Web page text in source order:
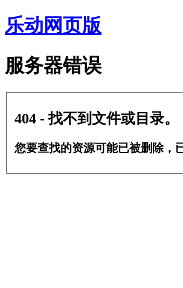
乐动网页版
服务器错误
404 - 找不到文件或目录。
您要查找的资源可能已被删除，